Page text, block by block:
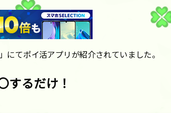
にてポイ活アプリが紹介されていました。
するだけ！